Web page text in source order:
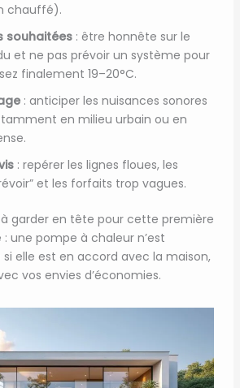
chauffé).
souhaitées: être honnête sur le
et ne pas prévoir un système pour
finalement 19–20°C.
: anticiper les nuisances sonores
en milieu urbain ou en
: repérer les lignes floues, les
et les forfaits trop vagues.
garder en tête pour cette première
une pompe à chaleur n’est
elle est en accord avec la maison,
vos envies d’économies.